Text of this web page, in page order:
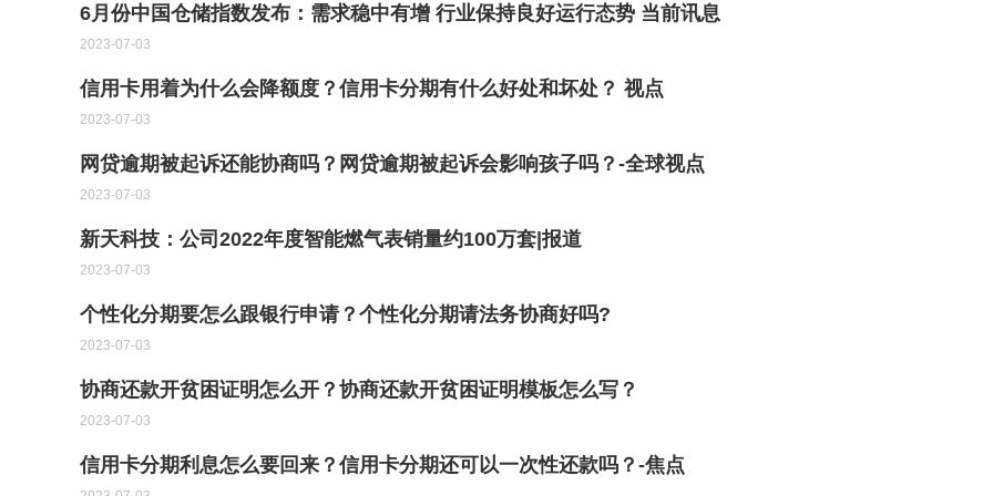
6月份中国仓储指数发布：需求稳中有增 行业保持良好运行态势 当前讯息
2023-07-03
信用卡用着为什么会降额度？信用卡分期有什么好处和坏处？ 视点
2023-07-03
网贷逾期被起诉还能协商吗？网贷逾期被起诉会影响孩子吗？-全球视点
2023-07-03
新天科技：公司2022年度智能燃气表销量约100万套|报道
2023-07-03
个性化分期要怎么跟银行申请？个性化分期请法务协商好吗?
2023-07-03
协商还款开贫困证明怎么开？协商还款开贫困证明模板怎么写？
2023-07-03
信用卡分期利息怎么要回来？信用卡分期还可以一次性还款吗？-焦点